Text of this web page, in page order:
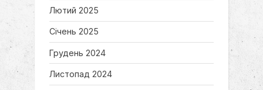
Лютий 2025
Січень 2025
Грудень 2024
Листопад 2024